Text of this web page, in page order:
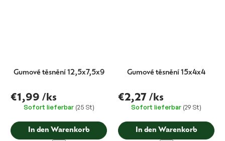
Gumové těsnění 12,5x7,5x9
€1,99 /ks
Sofort lieferbar (25 St)
In den Warenkorb
Gumové těsnění 15x4x4
€2,27 /ks
Sofort lieferbar (29 St)
In den Warenkorb